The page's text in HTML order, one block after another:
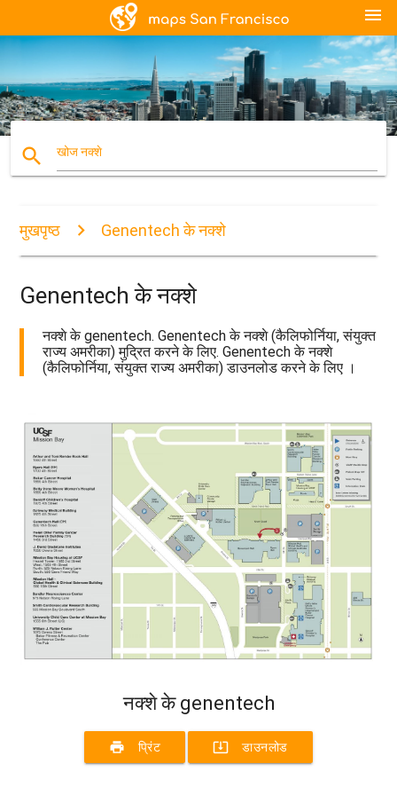
menu
search खोज नक्शे
मुखपृष्ठ Genentech के नक्शे
Genentech के नक्शे
नक्शे के genentech. Genentech के नक्शे (कैलिफोर्निया, संयुक्त
राज्य अमरीका) मुद्रित करने के लिए. Genentech के नक्शे
(कैलिफोर्निया, संयुक्त राज्य अमरीका) डाउनलोड करने के लिए ।
नक्शे के genentech
print प्रिंट system_update_alt डाउनलोड